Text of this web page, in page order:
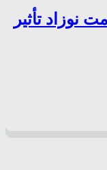
نوزاد تأثیر